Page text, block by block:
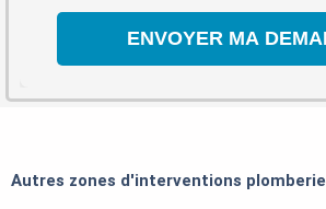
Autres zones d'interventions plomberie